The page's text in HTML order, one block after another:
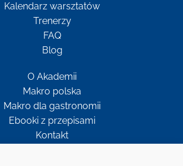
Kalendarz warsztatów
Trenerzy
FAQ
Blog
O Akademii
Makro polska
Makro dla gastronomii
Ebooki z przepisami
Kontakt